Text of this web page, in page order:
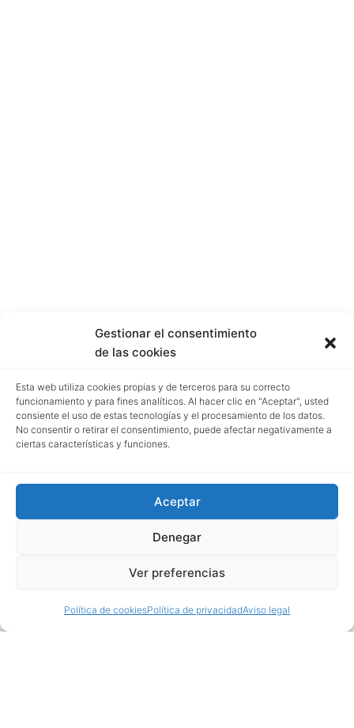
Gestionar el consentimiento
de las cookies
Esta web utiliza cookies propias y de terceros para su correcto
funcionamiento y para fines analíticos. Al hacer clic en "Aceptar", usted
consiente el uso de estas tecnologías y el procesamiento de los datos.
No consentir o retirar el consentimiento, puede afectar negativamente a
ciertas características y funciones.
Aceptar
Denegar
Ver preferencias
Política de cookiesPolítica de privacidadAviso legal